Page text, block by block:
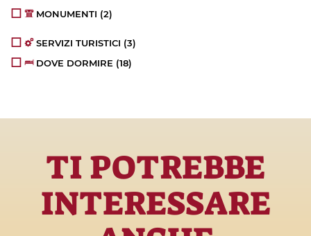
MONUMENTI (2)
SERVIZI TURISTICI (3)
DOVE DORMIRE (18)
TI POTREBBE
INTERESSARE